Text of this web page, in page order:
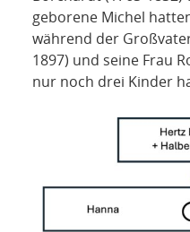
geborene Michel
während der
1897) und seine Frau
nur noch drei Kinder